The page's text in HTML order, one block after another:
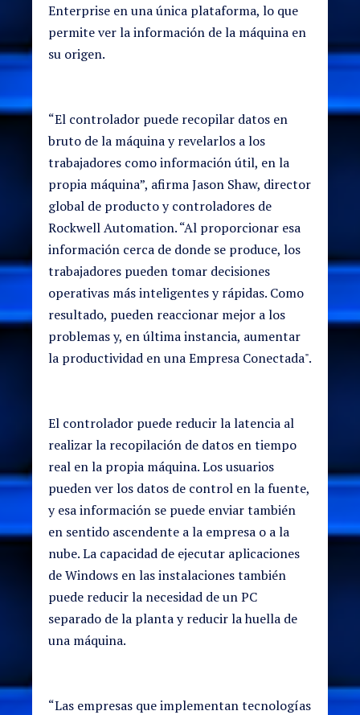
Enterprise en una única plataforma, lo que
permite ver la información de la máquina en
su origen.
“El controlador puede recopilar datos en
bruto de la máquina y revelarlos a los
trabajadores como información útil, en la
propia máquina”, afirma Jason Shaw, director
global de producto y controladores de
Rockwell Automation. “Al proporcionar esa
información cerca de donde se produce, los
trabajadores pueden tomar decisiones
operativas más inteligentes y rápidas. Como
resultado, pueden reaccionar mejor a los
problemas y, en última instancia, aumentar
la productividad en una Empresa Conectada".
El controlador puede reducir la latencia al
realizar la recopilación de datos en tiempo
real en la propia máquina. Los usuarios
pueden ver los datos de control en la fuente,
y esa información se puede enviar también
en sentido ascendente a la empresa o a la
nube. La capacidad de ejecutar aplicaciones
de Windows en las instalaciones también
puede reducir la necesidad de un PC
separado de la planta y reducir la huella de
una máquina.
“Las empresas que implementan tecnologías